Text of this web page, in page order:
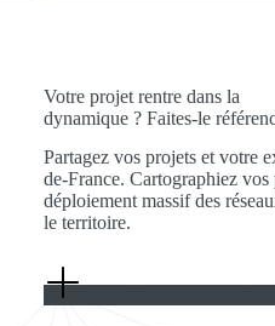
Votre projet rentre dans la
dynamique ? Faites-le
Partagez vos projets et votre
de-France. Cartographiez
déploiement massif des
le territoire.